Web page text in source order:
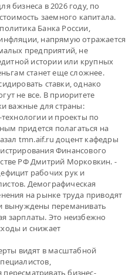
бизнеса в 2026 году, по
заемного капитала.
Банка России,
напрямую отражается
предприятий, не
истории или крупных
станет еще сложнее.
ставки, однако
не все. В приоритете
важные для страны:
и проекты по
придется полагаться на
tmn.aif.ru доцент кафедры
Финансового
РФ Дмитрий Морковкин. -
рабочих рук и
Демографическая
на рынке труда приводят
вынуждены переманивать
зарплаты. Это неизбежно
и снижает
видят в масштабной
бизнес-